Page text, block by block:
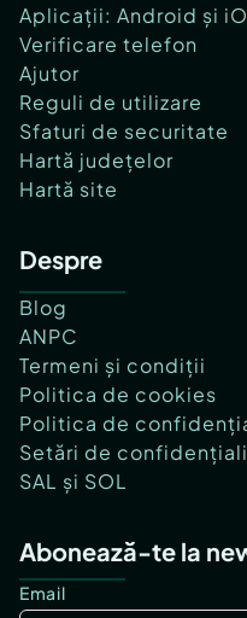
Aplicații: Android și
Verificare telefon
Ajutor
Reguli de utilizare
Sfaturi de securitate
Hartă județelor
Hartă site
Despre
Blog
ANPC
Termeni și condiții
Politica de cookies
Politica de
Setări de
SAL și SOL
Abonează-te la
Email